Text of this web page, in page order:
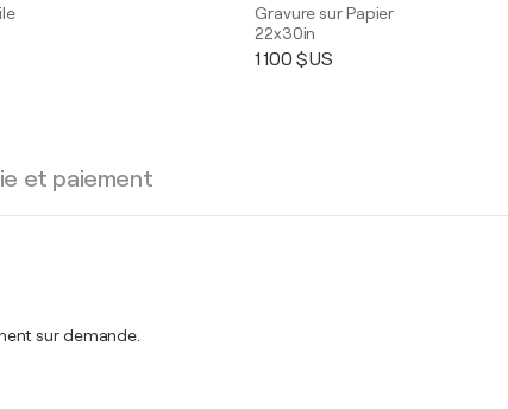
Gravure sur Papier
22x30in
1 100 $US
et paiement
sur demande.